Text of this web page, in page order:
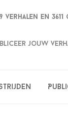
verhalen en
jouw